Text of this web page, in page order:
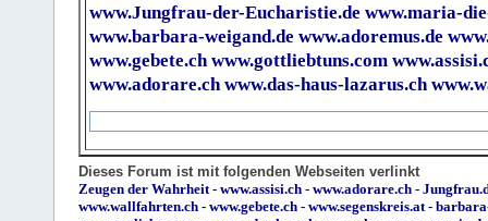
www.Jungfrau-der-Eucharistie.de www.maria-
www.barbara-weigand.de www.adoremus.de
www.gebete.ch www.gottliebtuns.com
www.adorare.ch www.das-haus-lazarus.ch
Dieses Forum ist mit folgenden Webseiten verlinkt
Zeugen der Wahrheit - www.assisi.ch - www.adorare.ch -
www.wallfahrten.ch - www.gebete.ch - www.segenskreis.at -